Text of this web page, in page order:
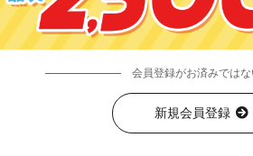
会員登録がお済みではな
新規会員登録